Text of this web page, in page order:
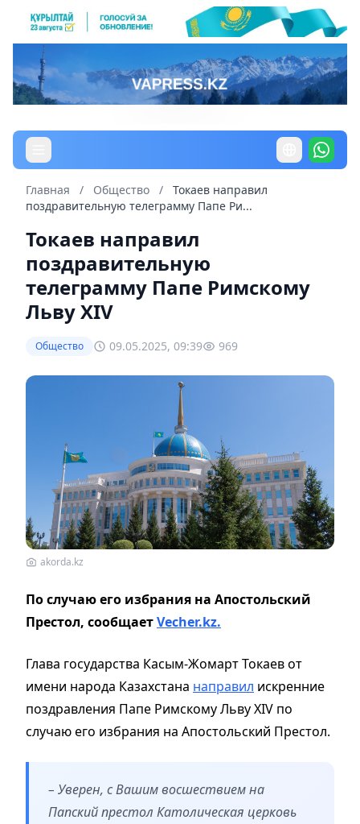
Главная / Общество /
Токаев направил
поздравительную телеграмму Папе Ри...
Токаев направил
поздравительную
телеграмму Папе Римскому
Льву XIV
Общество 09.05.2025, 09:39 969
akorda.kz
По случаю его избрания на Апостольский
Престол, сообщаетVecher.kz.
Глава государства Касым-Жомарт Токаев от
имени народа Казахстана направил искренние
поздравления Папе Римскому Льву XIV по
случаю его избрания на Апостольский Престол.
– Уверен, с Вашим восшествием на
Папский престол Католическая церковь